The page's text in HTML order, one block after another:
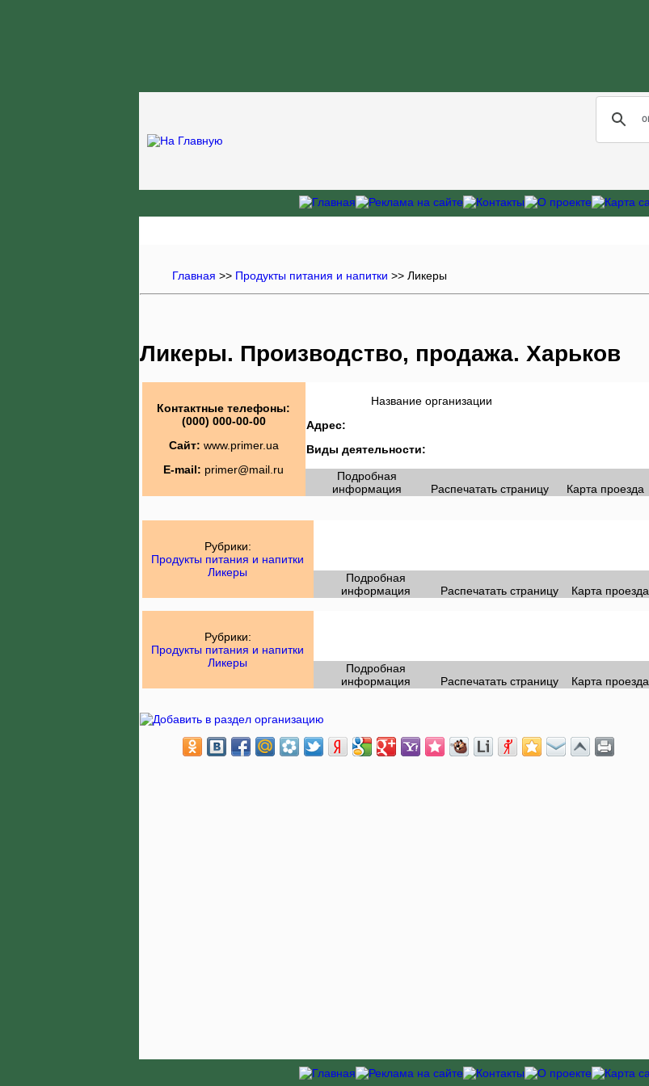
Главная >> Продукты питания и напитки >> Ликеры
Ликеры. Производство, продажа. Харьков
Контактные телефоны:
(000) 000-00-00
Сайт: www.primer.ua
E-mail: primer@mail.ru
Название организации
Адрес:
Виды деятельности:
Подробная
информация
Распечатать страницу Карта проезда
Рубрики:
Продукты питания и напитки
Ликеры
Подробная
информация
Распечатать страницу Карта проезда
Рубрики:
Продукты питания и напитки
Ликеры
Подробная
информация
Распечатать страницу Карта проезда